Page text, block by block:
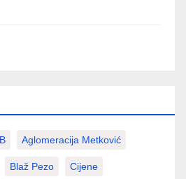
Aglomeracija Metković
Blaž Pezo Cijene